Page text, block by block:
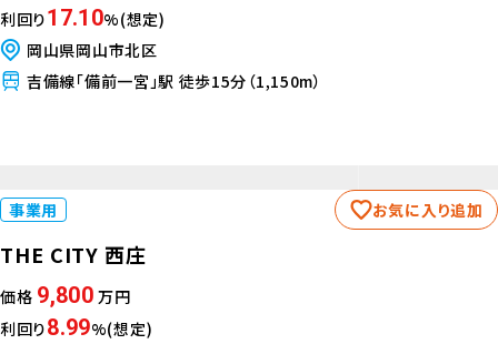
利回り17.10%(想定)
岡山県岡山市北区
吉備線「備前一宮」駅 徒歩15分（1,150m）
事業用 お気に入り追加
THE CITY 西庄
価格 9,800 万円
利回り8.99%(想定)